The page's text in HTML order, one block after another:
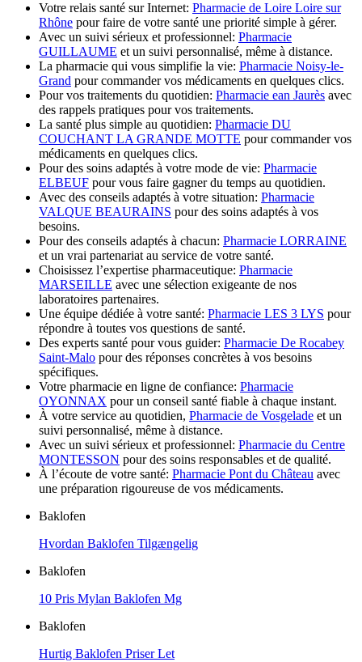
Votre relais santé sur Internet: Pharmacie de Loire Loire sur
Rhône pour faire de votre santé une priorité simple à gérer.
Avec un suivi sérieux et professionnel: Pharmacie
GUILLAUME et un suivi personnalisé, même à distance.
La pharmacie qui vous simplifie la vie: Pharmacie Noisy-le-
Grand pour commander vos médicaments en quelques clics.
Pour vos traitements du quotidien: Pharmacie ean Jaurès avec
des rappels pratiques pour vos traitements.
La santé plus simple au quotidien: Pharmacie DU
COUCHANT LA GRANDE MOTTE pour commander vos
médicaments en quelques clics.
Pour des soins adaptés à votre mode de vie: Pharmacie
ELBEUF pour vous faire gagner du temps au quotidien.
Avec des conseils adaptés à votre situation: Pharmacie
VALQUE BEAURAINS pour des soins adaptés à vos
besoins.
Pour des conseils adaptés à chacun: Pharmacie LORRAINE
et un vrai partenariat au service de votre santé.
Choisissez l’expertise pharmaceutique: Pharmacie
MARSEILLE avec une sélection exigeante de nos
laboratoires partenaires.
Une équipe dédiée à votre santé: Pharmacie LES 3 LYS pour
répondre à toutes vos questions de santé.
Des experts santé pour vous guider: Pharmacie De Rocabey
Saint-Malo pour des réponses concrètes à vos besoins
spécifiques.
Votre pharmacie en ligne de confiance: Pharmacie
OYONNAX pour un conseil santé fiable à chaque instant.
À votre service au quotidien, Pharmacie de Vosgelade et un
suivi personnalisé, même à distance.
Avec un suivi sérieux et professionnel: Pharmacie du Centre
MONTESSON pour des soins responsables et de qualité.
À l’écoute de votre santé: Pharmacie Pont du Château avec
une préparation rigoureuse de vos médicaments.
Baklofen
Hvordan Baklofen Tilgængelig
Baklofen
10 Pris Mylan Baklofen Mg
Baklofen
Hurtig Baklofen Priser Let